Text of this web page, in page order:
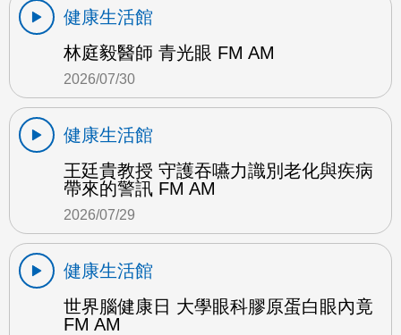
健康生活館
林庭毅醫師 青光眼 FM AM
2026/07/30
健康生活館
王廷貴教授 守護吞嚥力識別老化與疾病
帶來的警訊 FM AM
2026/07/29
健康生活館
世界腦健康日 大學眼科膠原蛋白眼內竟
FM AM